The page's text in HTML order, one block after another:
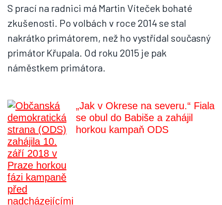
S prací na radnici má Martin Víteček bohaté
zkušenosti. Po volbách v roce 2014 se stal
nakrátko primátorem, než ho vystřídal současný
primátor Křupala. Od roku 2015 je pak
náměstkem primátora.
„Jak v Okrese na severu.“ Fiala
se obul do Babiše a zahájil
horkou kampaň ODS